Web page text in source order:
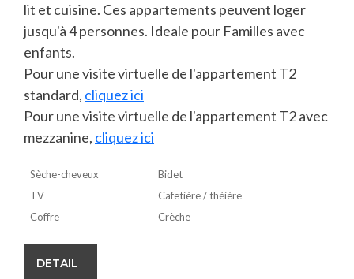
lit et cuisine. Ces appartements peuvent loger
jusqu'à 4 personnes. Ideale pour Familles avec
enfants.
Pour une visite virtuelle de l'appartement T2
standard, cliquez ici
Pour une visite virtuelle de l'appartement T2 avec
mezzanine, cliquez ici
Sèche-cheveux
TV
Coffre
Bidet
Cafetière / théière
Crèche
DETAIL